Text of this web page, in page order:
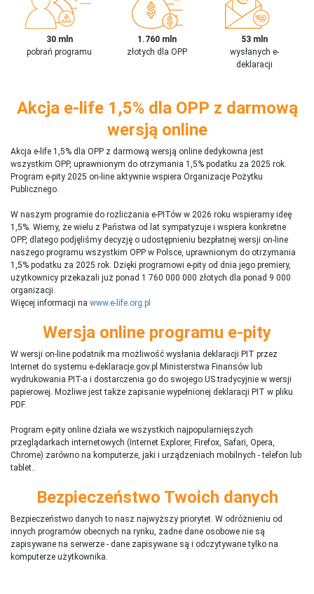
30 mln
pobrań programu
1.760 mln
złotych dla OPP
53 mln
wysłanych e-
deklaracji
Akcja e-life 1,5% dla OPP z darmową
wersją online
Akcja e-life 1,5% dla OPP z darmową wersją online dedykowna jest
wszystkim OPP, uprawnionym do otrzymania 1,5% podatku za 2025 rok.
Program e-pity 2025 on-line aktywnie wspiera Organizacje Pożytku
Publicznego.
W naszym programie do rozliczania e-PITów w 2026 roku wspieramy ideę
1,5%. Wiemy, że wielu z Państwa od lat sympatyzuje i wspiera konkretne
OPP, dlatego podjęliśmy decyzję o udostępnieniu bezpłatnej wersji on-line
naszego programu wszystkim OPP w Polsce, uprawnionym do otrzymania
1,5% podatku za 2025 rok. Dzięki programowi e-pity od dnia jego premiery,
użytkownicy przekazali już ponad 1 760 000 000 złotych dla ponad 9 000
organizacji.
Więcej informacji na www.e-life.org.pl
Wersja online programu e-pity
W wersji on-line podatnik ma możliwość wysłania deklaracji PIT przez
Internet do systemu e-deklaracje.gov.pl Ministerstwa Finansów lub
wydrukowania PIT-a i dostarczenia go do swojego US tradycyjnie w wersji
papierowej. Możliwe jest także zapisanie wypełnionej deklaracji PIT w pliku
PDF.
Program e-pity online działa we wszystkich najpopularniejszych
przeglądarkach internetowych (Internet Explorer, Firefox, Safari, Opera,
Chrome) zarówno na komputerze, jaki i urządzeniach mobilnych - telefon lub
tablet..
Bezpieczeństwo Twoich danych
Bezpieczeństwo danych to nasz najwyższy priorytet. W odróżnieniu od
innych programów obecnych na rynku, żadne dane osobowe nie są
zapisywane na serwerze - dane zapisywane są i odczytywane tylko na
komputerze użytkownika.